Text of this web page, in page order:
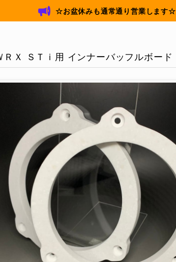
☆お盆休みも通常通り営業します☆
Ｘ ＳＴｉ用 インナーバッフルボード